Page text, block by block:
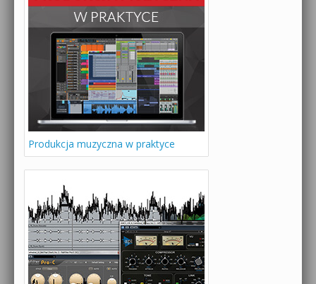
Produkcja muzyczna w praktyce